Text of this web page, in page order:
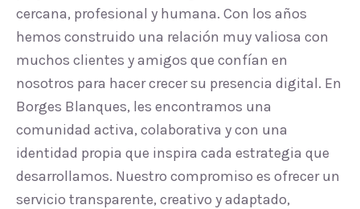
cercana, profesional y humana. Con los años
hemos construido una relación muy valiosa con
muchos clientes y amigos que confían en
nosotros para hacer crecer su presencia digital. En
Borges Blanques, les encontramos una
comunidad activa, colaborativa y con una
identidad propia que inspira cada estrategia que
desarrollamos. Nuestro compromiso es ofrecer un
servicio transparente, creativo y adaptado,